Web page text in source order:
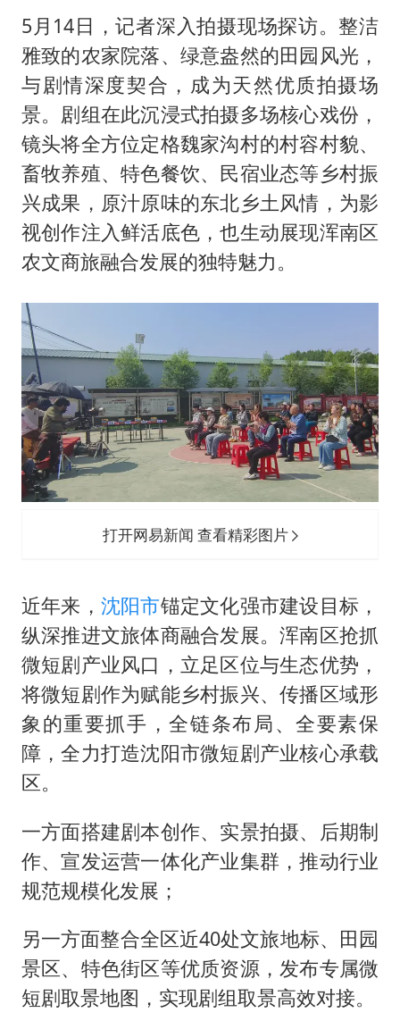
5月14日，记者深入拍摄现场探访。整洁
雅致的农家院落、绿意盎然的田园风光，
与剧情深度契合，成为天然优质拍摄场
景。剧组在此沉浸式拍摄多场核心戏份，
镜头将全方位定格魏家沟村的村容村貌、
畜牧养殖、特色餐饮、民宿业态等乡村振
兴成果，原汁原味的东北乡土风情，为影
视创作注入鲜活底色，也生动展现浑南区
农文商旅融合发展的独特魅力。
打开网易新闻 查看精彩图片
近年来， 沈阳市锚定文化强市建设目标，
纵深推进文旅体商融合发展。浑南区抢抓
微短剧产业风口，立足区位与生态优势，
将微短剧作为赋能乡村振兴、传播区域形
象的重要抓手，全链条布局、全要素保
障，全力打造沈阳市微短剧产业核心承载
区。
一方面搭建剧本创作、实景拍摄、后期制
作、宣发运营一体化产业集群，推动行业
规范规模化发展；
另一方面整合全区近40处文旅地标、田园
景区、特色街区等优质资源，发布专属微
短剧取景地图，实现剧组取景高效对接。